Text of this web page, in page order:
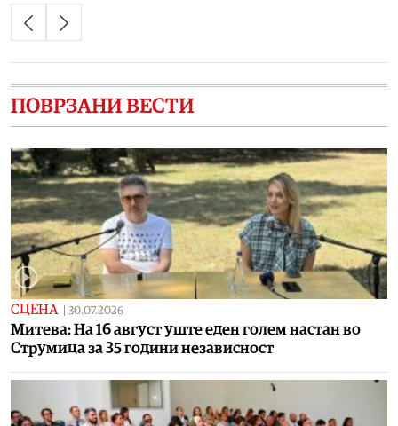
ПОВРЗАНИ ВЕСТИ
СЦЕНА | 30.07.2026
Митева: На 16 август уште еден голем настан во
Струмица за 35 години независност